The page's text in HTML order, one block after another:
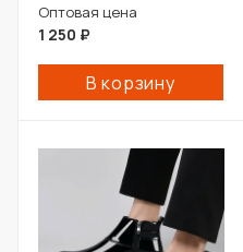
Оптовая цена
1 250 ₽
В корзину